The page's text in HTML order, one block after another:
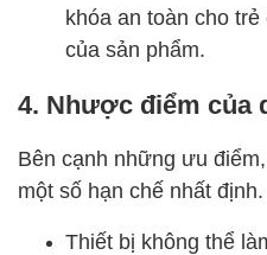
khóa an toàn cho
của sản phẩm.
4. Nhược điểm của
Bên cạnh những ưu
một số hạn chế nhất định.
Thiết bị không thể